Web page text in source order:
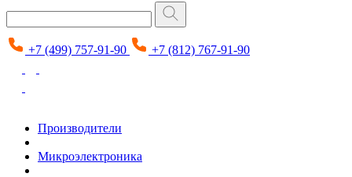
+7 (499) 757-91-90 +7 (812) 767-91-90
Производители
Микроэлектроника